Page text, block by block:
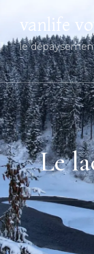
vanlife
le
Le